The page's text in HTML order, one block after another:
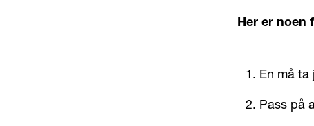
Her er noen
En må ta
Pass på